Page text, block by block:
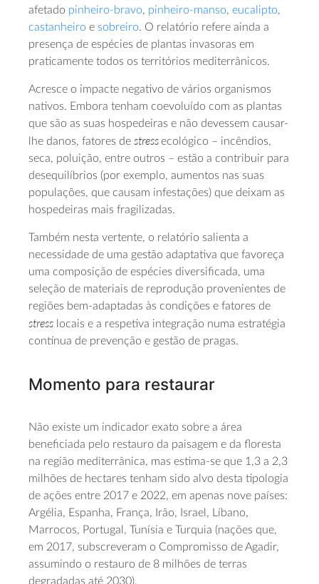
afetado pinheiro-bravo, pinheiro-manso, eucalipto,
castanheiro e sobreiro. O relatório refere ainda a
presença de espécies de plantas invasoras em
praticamente todos os territórios mediterrânicos.
Acresce o impacte negativo de vários organismos
nativos. Embora tenham coevoluído com as plantas
que são as suas hospedeiras e não devessem causar-
lhe danos, fatores de stressecológico – incêndios,
seca, poluição, entre outros – estão a contribuir para
desequilíbrios (por exemplo, aumentos nas suas
populações, que causam infestações) que deixam as
hospedeiras mais fragilizadas.
Também nesta vertente, o relatório salienta a
necessidade de uma gestão adaptativa que favoreça
uma composição de espécies diversificada, uma
seleção de materiais de reprodução provenientes de
regiões bem-adaptadas às condições e fatores de
stress locais e a respetiva integração numa estratégia
contínua de prevenção e gestão de pragas.
Momento para restaurar
Não existe um indicador exato sobre a área
beneficiada pelo restauro da paisagem e da floresta
na região mediterrânica, mas estima-se que 1,3 a 2,3
milhões de hectares tenham sido alvo desta tipologia
de ações entre 2017 e 2022, em apenas nove países:
Argélia, Espanha, França, Irão, Israel, Líbano,
Marrocos, Portugal, Tunísia e Turquia (nações que,
em 2017, subscreveram o Compromisso de Agadir,
assumindo o restauro de 8 milhões de terras
degradadas até 2030).